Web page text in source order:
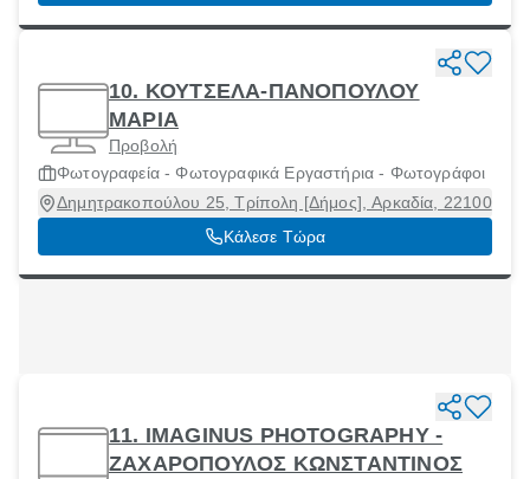
10. ΚΟΥΤΣΕΛΑ-ΠΑΝΟΠΟΥΛΟΥ
ΜΑΡΙΑ
Προβολή
Φωτογραφεία - Φωτογραφικά Εργαστήρια - Φωτογράφοι
Δημητρακοπούλου 25, Τρίπολη [Δήμος], Αρκαδία, 22100
Κάλεσε Τώρα
11. IMAGINUS PHOTOGRAPHY -
ΖΑΧΑΡΟΠΟΥΛΟΣ ΚΩΝΣΤΑΝΤΙΝΟΣ